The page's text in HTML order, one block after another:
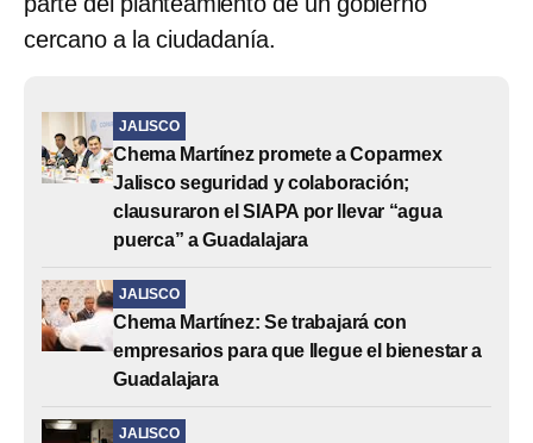
cercano a la ciudadanía.
JALISCO
Chema Martínez promete a Coparmex
Jalisco seguridad y colaboración;
clausuraron el SIAPA por llevar “agua
puerca” a Guadalajara
JALISCO
Chema Martínez: Se trabajará con
empresarios para que llegue el bienestar a
Guadalajara
JALISCO